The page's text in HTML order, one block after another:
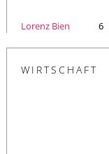
Lorenz Bien 6
WIRTSCHAFT